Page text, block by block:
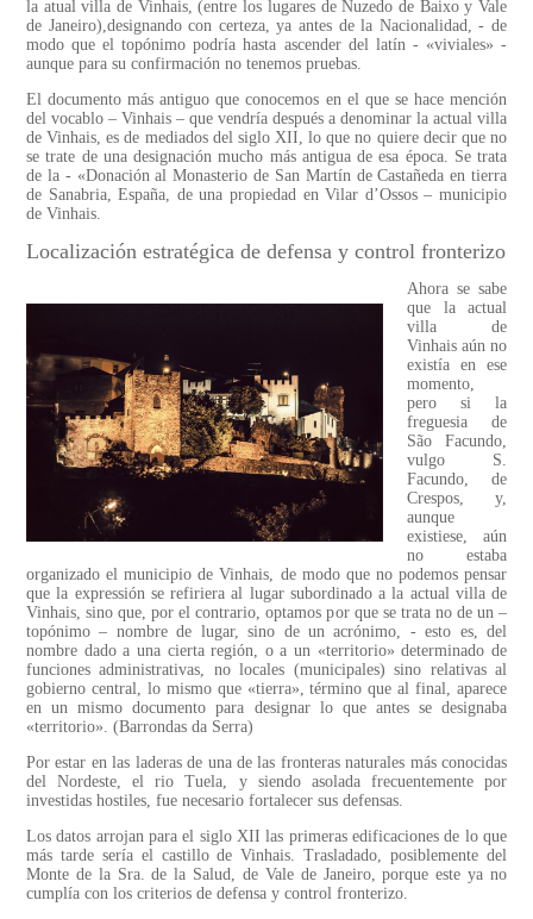
la atual villa de Vinhais, (entre los lugares de Nuzedo de Baixo y Vale
de Janeiro),designando con certeza, ya antes de la Nacionalidad, - de
modo que el topónimo podría hasta ascender del latín - «viviales» -
aunque para su confirmación no tenemos pruebas.
El documento más antiguo que conocemos en el que se hace mención
del vocablo – Vinhais – que vendría después a denominar la actual villa
de Vinhais, es de mediados del siglo XII, lo que no quiere decir que no
se trate de una designación mucho más antigua de esa época. Se trata
de la - «Donación al Monasterio de San Martín de Castañeda en tierra
de Sanabria, España, de una propiedad en Vilar d’Ossos – municipio
de Vinhais.
Localización estratégica de defensa y control fronterizo
Ahora se sabe
que la actual
villa de
Vinhais aún no
existía en ese
momento,
pero si la
freguesia de
São Facundo,
vulgo S.
Facundo, de
Crespos, y,
aunque
existiese, aún
no estaba
organizado el municipio de Vinhais, de modo que no podemos pensar
que la expressión se refiriera al lugar subordinado a la actual villa de
Vinhais, sino que, por el contrario, optamos por que se trata no de un –
topónimo – nombre de lugar, sino de un acrónimo, - esto es, del
nombre dado a una cierta región, o a un «territorio» determinado de
funciones administrativas, no locales (municipales) sino relativas al
gobierno central, lo mismo que «tierra», término que al final, aparece
en un mismo documento para designar lo que antes se designaba
«territorio». (Barrondas da Serra)
Por estar en las laderas de una de las fronteras naturales más conocidas
del Nordeste, el rio Tuela, y siendo asolada frecuentemente por
investidas hostiles, fue necesario fortalecer sus defensas.
Los datos arrojan para el siglo XII las primeras edificaciones de lo que
más tarde sería el castillo de Vinhais. Trasladado, posiblemente del
Monte de la Sra. de la Salud, de Vale de Janeiro, porque este ya no
cumplía con los criterios de defensa y control fronterizo.